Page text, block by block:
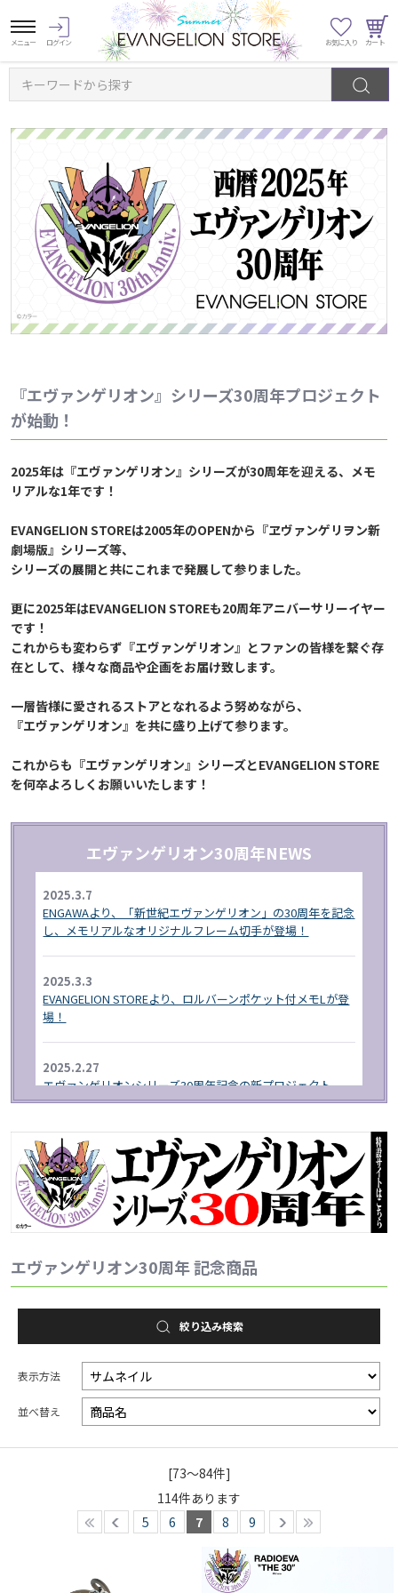
キーワードから探す
『エヴァンゲリオン』シリーズ30周年プロジェクト
が始動！
2025年は『エヴァンゲリオン』シリーズが30周年を迎える、メモ
リアルな1年です！
EVANGELION STOREは2005年のOPENから『ヱヴァンゲリヲン新
劇場版』シリーズ等、
シリーズの展開と共にこれまで発展して参りました。
更に2025年はEVANGELION STOREも20周年アニバーサリーイヤー
です！
これからも変わらず『エヴァンゲリオン』とファンの皆様を繋ぐ存
在として、様々な商品や企画をお届け致します。
一層皆様に愛されるストアとなれるよう努めながら、
『エヴァンゲリオン』を共に盛り上げて参ります。
これからも『エヴァンゲリオン』シリーズとEVANGELION STORE
を何卒よろしくお願いいたします！
エヴァンゲリオン30周年NEWS
2025.3.7
ENGAWAより、「新世紀エヴァンゲリオン」の30周年を記念
し、メモリアルなオリジナルフレーム切手が登場！
2025.3.3
EVANGELION STOREより、ロルバーンポケット付メモLが登
場！
2025.2.27
エヴァンゲリオンシリーズ30周年記念の新プロジェクト
「RADIO EVA"THE 30"」が始動!
2025.1.1
EVA STORE オリジナルより、エヴァンゲリオン30周年を記
念したグッズが登場！
EVANGELION STOREより、新世紀エヴァンゲリオン放送か
ら30周年を記念した新作ZIPPO「30th Anniversary」が登
場！
エヴァンゲリオン30周年 記念商品
絞り込み検索
表示方法
並べ替え
[73～84件]
114件あります
5
6 7 8 9